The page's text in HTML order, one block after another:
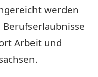
werden
Arbeit und